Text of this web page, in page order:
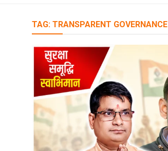
TAG: TRANSPARENT GOVERNANCE